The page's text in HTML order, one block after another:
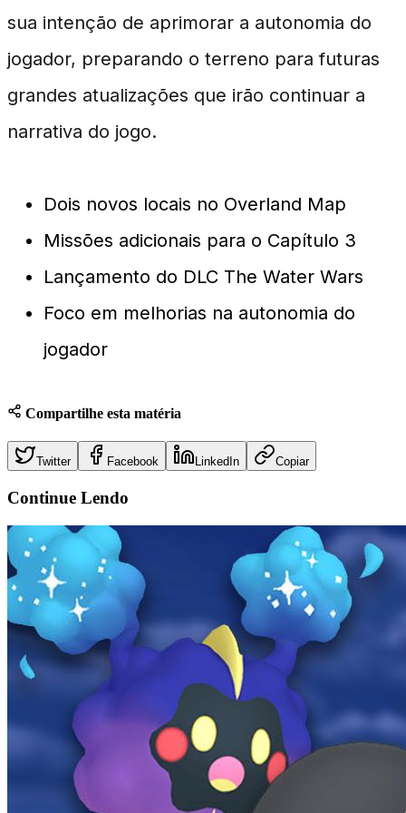
sua intenção de aprimorar a autonomia do
jogador, preparando o terreno para futuras
grandes atualizações que irão continuar a
narrativa do jogo.
Dois novos locais no Overland Map
Missões adicionais para o Capítulo 3
Lançamento do DLC The Water Wars
Foco em melhorias na autonomia do
jogador
Compartilhe esta matéria
Twitter Facebook LinkedIn Copiar
Continue Lendo